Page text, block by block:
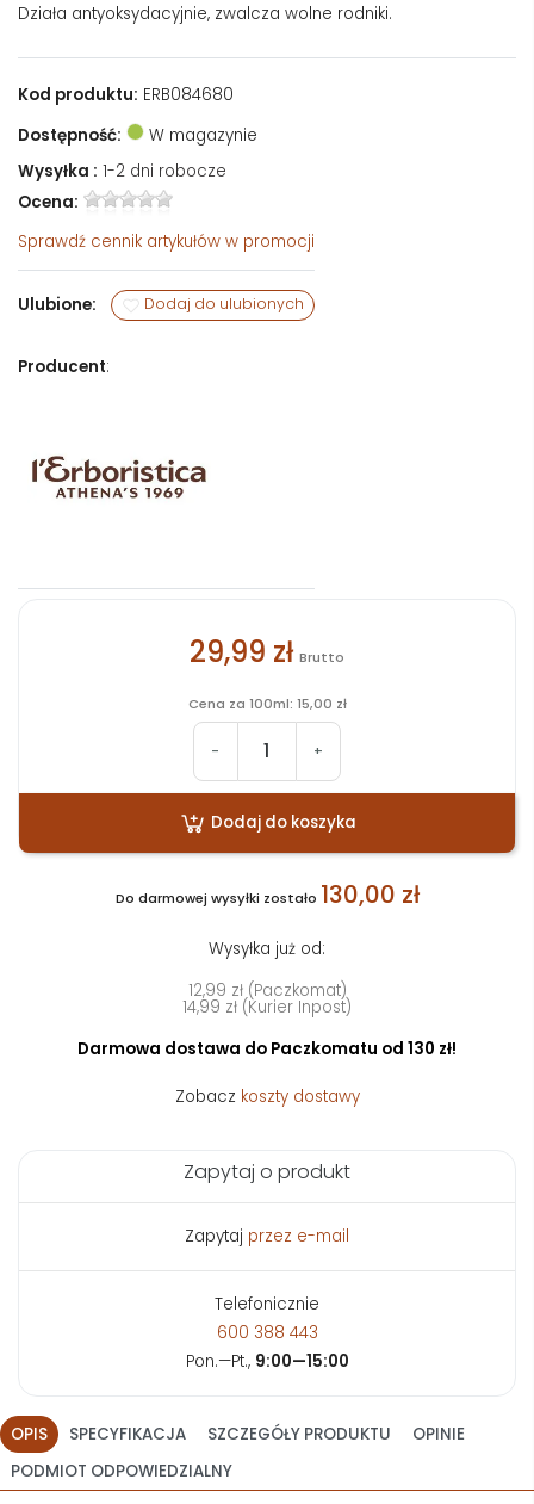
Działa antyoksydacyjnie, zwalcza wolne rodniki.
Kod produktu: ERB084680
Dostępność:
W magazynie
Wysyłka : 1-2 dni robocze
Ocena:
Sprawdź cennik artykułów w promocji
Ulubione: Dodaj do ulubionych
Producent:
29,99 zł Brutto
Cena za 100ml: 15,00 zł
- +
Dodaj do koszyka
Do darmowej wysyłki zostało 130,00 zł
Wysyłka już od:
12,99 zł (Paczkomat)
14,99 zł (Kurier Inpost)
Darmowa dostawa do Paczkomatu od 130 zł!
Zobacz koszty dostawy
Zapytaj o produkt
Zapytaj przez e-mail
Telefonicznie
600 388 443
Pon.—Pt., 9:00—15:00
OPIS SPECYFIKACJA SZCZEGÓŁY PRODUKTU
OPINIE
PODMIOT ODPOWIEDZIALNY